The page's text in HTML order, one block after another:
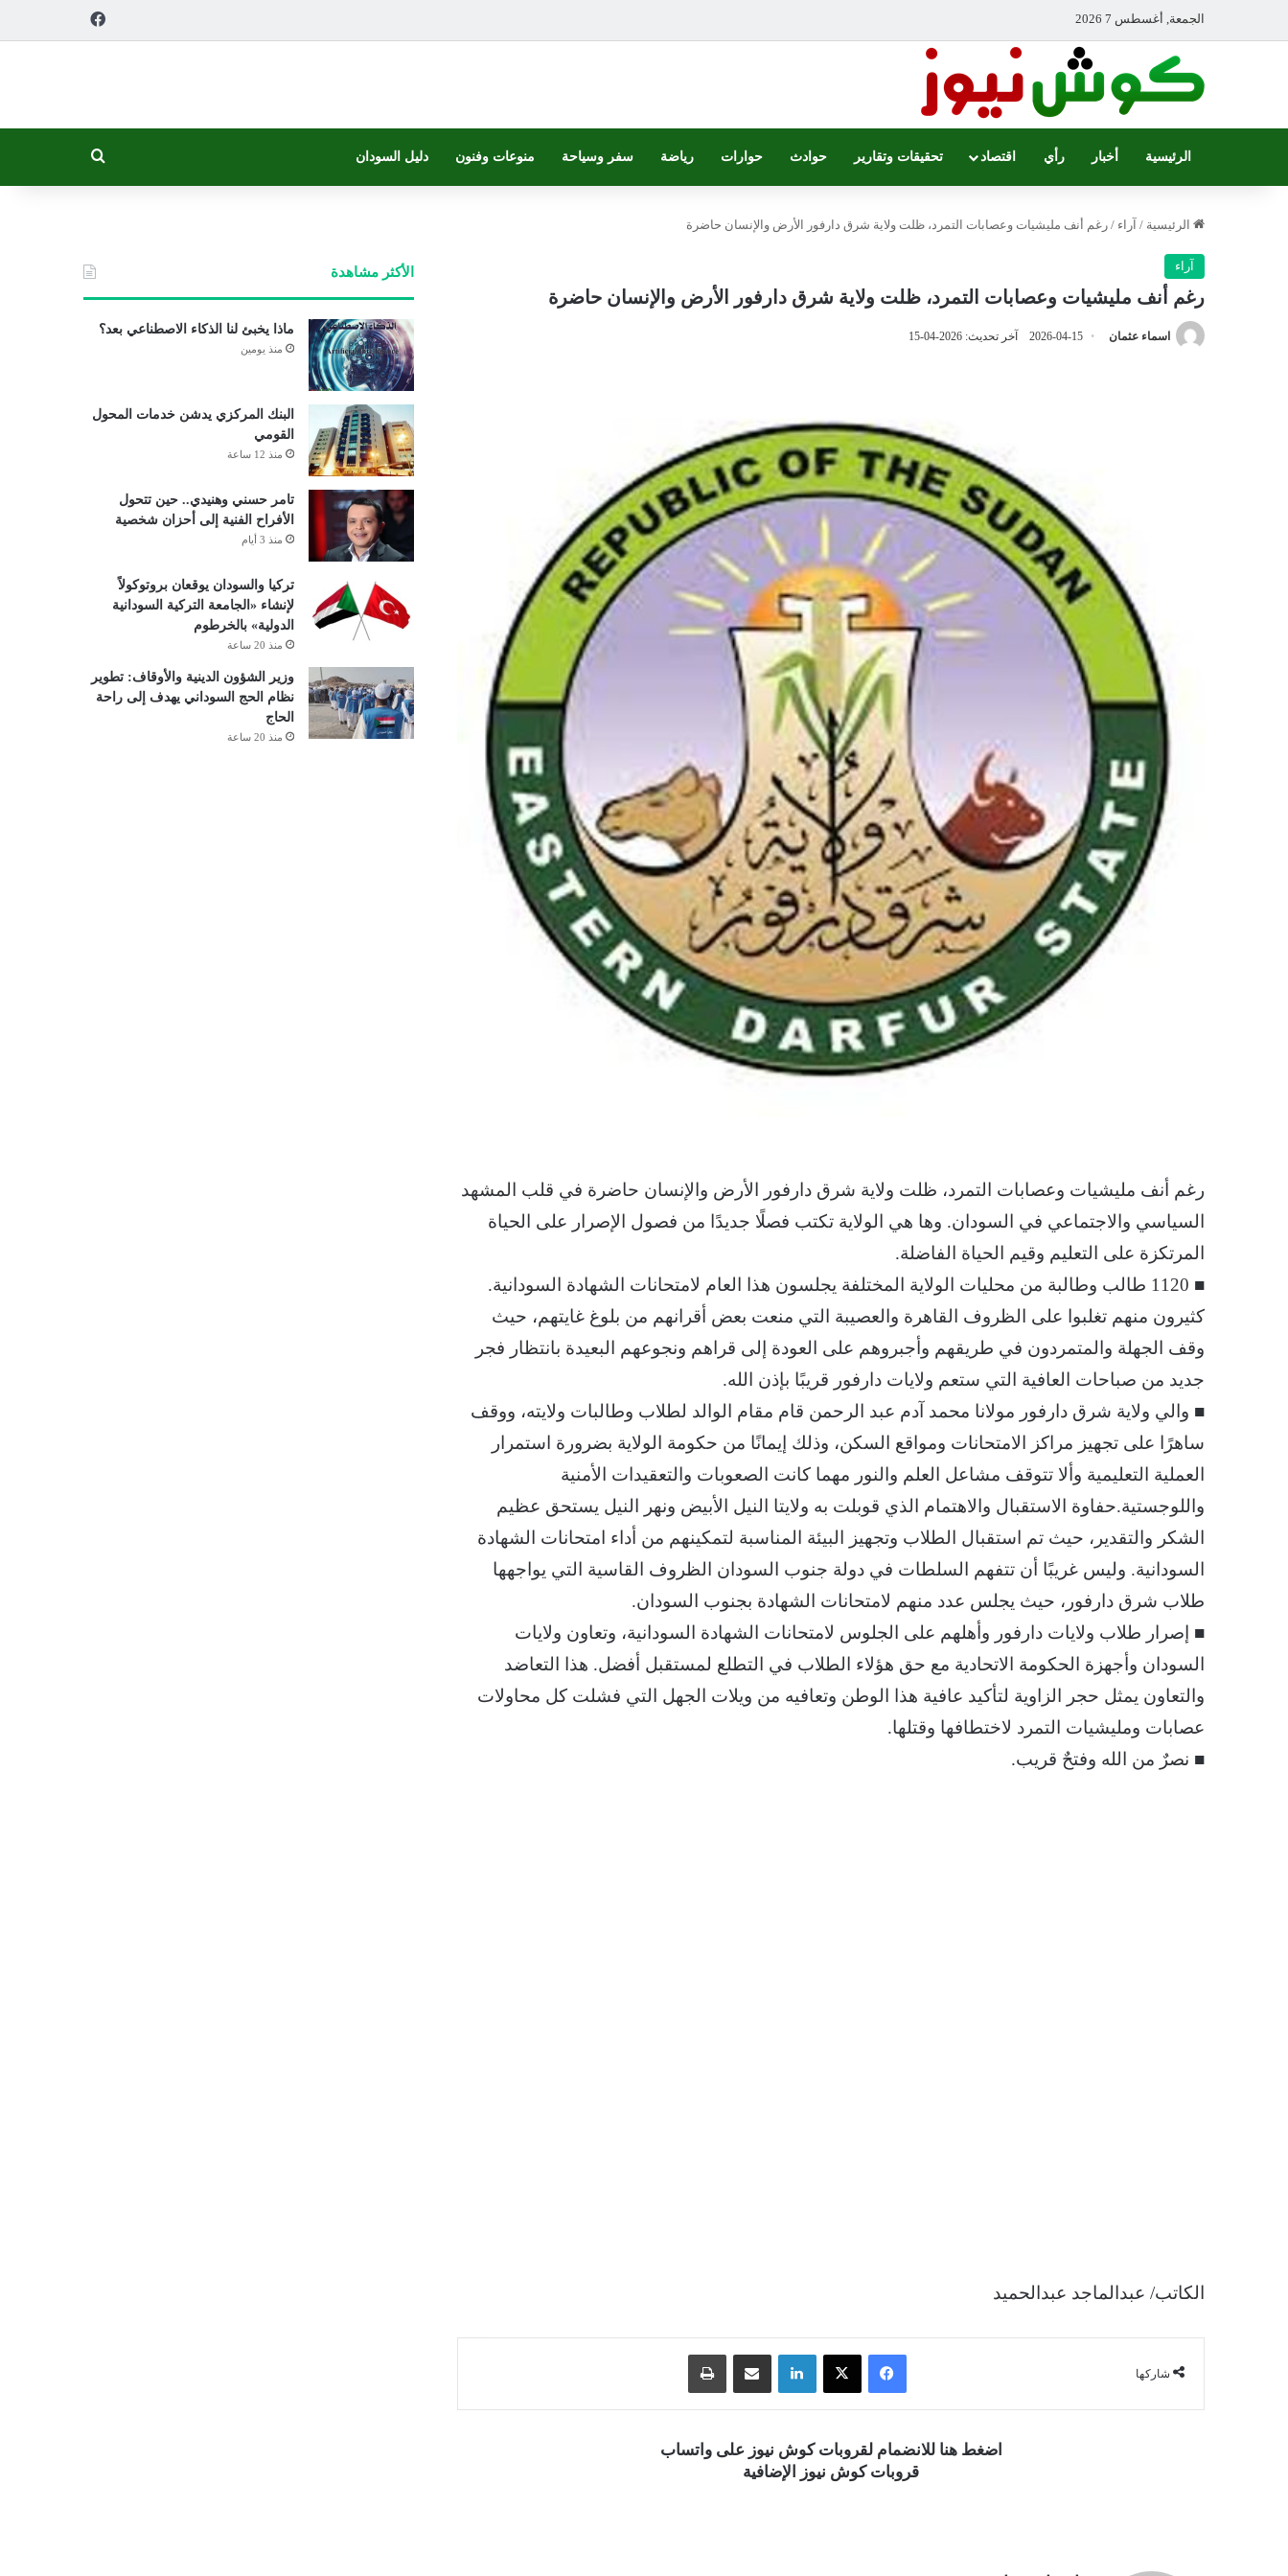
الجمعة, أغسطس 7 2026
الرئيسية أخبار رأي اقتصاد تحقيقات وتقارير حوادث حوارات رياضة سفر وسياحة منوعات وفنون دليل السودان
الرئيسية / آراء / رغم أنف مليشيات وعصابات التمرد، ظلت ولاية شرق دارفور الأرض والإنسان حاضرة
آراء
رغم أنف مليشيات وعصابات التمرد، ظلت ولاية شرق دارفور الأرض والإنسان حاضرة
اسماء عثمان 2026-04-15 آخر تحديث: 2026-04-15
رغم أنف مليشيات وعصابات التمرد، ظلت ولاية شرق دارفور الأرض والإنسان حاضرة في قلب المشهد
السياسي والاجتماعي في السودان. وها هي الولاية تكتب فصلًا جديدًا من فصول الإصرار على الحياة
المرتكزة على التعليم وقيم الحياة الفاضلة.
■ 1120 طالب وطالبة من محليات الولاية المختلفة يجلسون هذا العام لامتحانات الشهادة السودانية.
كثيرون منهم تغلبوا على الظروف القاهرة والعصيبة التي منعت بعض أقرانهم من بلوغ غايتهم، حيث
وقف الجهلة والمتمردون في طريقهم وأجبروهم على العودة إلى قراهم ونجوعهم البعيدة بانتظار فجر
جديد من صباحات العافية التي ستعم ولايات دارفور قريبًا بإذن الله.
■ والي ولاية شرق دارفور مولانا محمد آدم عبد الرحمن قام مقام الوالد لطلاب وطالبات ولايته، ووقف
ساهرًا على تجهيز مراكز الامتحانات ومواقع السكن، وذلك إيمانًا من حكومة الولاية بضرورة استمرار
العملية التعليمية وألا تتوقف مشاعل العلم والنور مهما كانت الصعوبات والتعقيدات الأمنية
واللوجستية.حفاوة الاستقبال والاهتمام الذي قوبلت به ولايتا النيل الأبيض ونهر النيل يستحق عظيم
الشكر والتقدير، حيث تم استقبال الطلاب وتجهيز البيئة المناسبة لتمكينهم من أداء امتحانات الشهادة
السودانية. وليس غريبًا أن تتفهم السلطات في دولة جنوب السودان الظروف القاسية التي يواجهها
طلاب شرق دارفور، حيث يجلس عدد منهم لامتحانات الشهادة بجنوب السودان.
■ إصرار طلاب ولايات دارفور وأهلهم على الجلوس لامتحانات الشهادة السودانية، وتعاون ولايات
السودان وأجهزة الحكومة الاتحادية مع حق هؤلاء الطلاب في التطلع لمستقبل أفضل. هذا التعاضد
والتعاون يمثل حجر الزاوية لتأكيد عافية هذا الوطن وتعافيه من ويلات الجهل التي فشلت كل محاولات
عصابات ومليشيات التمرد لاختطافها وقتلها.
■ نصرٌ من الله وفتحٌ قريب.
الكاتب/ عبدالماجد عبدالحميد
شاركها
فيسبوك ‫X لينكدإن مشاركة عبر البريد
اضغط هنا للانضمام لقروبات كوش نيوز على واتساب
قروبات كوش نيوز الإضافية
الأكثر مشاهدة
ماذا يخبئ لنا الذكاء الاصطناعي بعد؟
منذ يومين
البنك المركزي يدشن خدمات المحول
القومي
منذ 12 ساعة
تامر حسني وهنيدي.. حين تتحول
الأفراح الفنية إلى أحزان شخصية
منذ 3 أيام
تركيا والسودان يوقعان بروتوكولاً
لإنشاء «الجامعة التركية السودانية
الدولية» بالخرطوم
منذ 20 ساعة
وزير الشؤون الدينية والأوقاف: تطوير
نظام الحج السوداني يهدف إلى راحة
الحاج
منذ 20 ساعة